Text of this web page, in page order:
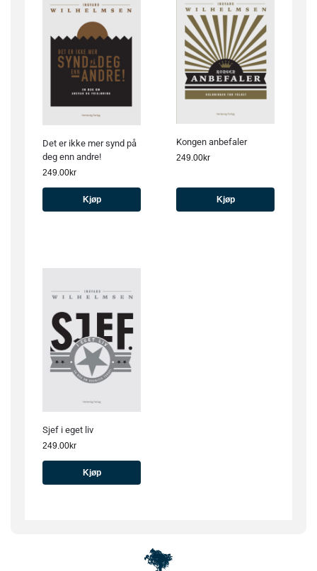
Det er ikke mer synd på
deg enn andre!
249.00kr
Kjøp
Kongen anbefaler
249.00kr
Kjøp
Sjef i eget liv
249.00kr
Kjøp